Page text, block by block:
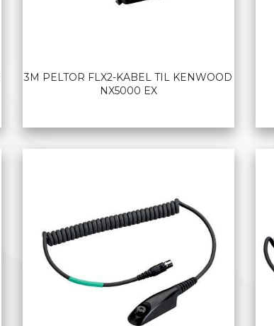
3M PELTOR FLX2-KABEL TIL KENWOOD
NX5000 EX